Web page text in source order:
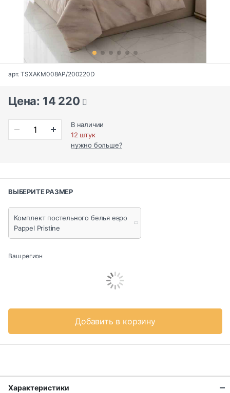
арт. TSXAKM008AP/200220D
Цена: 14 220
В наличии
12 штук
нужно больше?
ВЫБЕРИТЕ РАЗМЕР
Комплект постельного белья евро
Pappel Pristine
Ваш регион
Добавить в корзину
Характеристики